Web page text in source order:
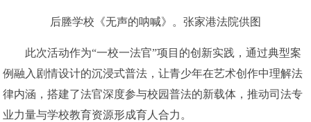
后塍学校《无声的呐喊》。张家港法院供图
此次活动作为“一校一法官”项目的创新实践，通过典型案
例融入剧情设计的沉浸式普法，让青少年在艺术创作中理解法
律内涵，搭建了法官深度参与校园普法的新载体，推动司法专
业力量与学校教育资源形成育人合力。